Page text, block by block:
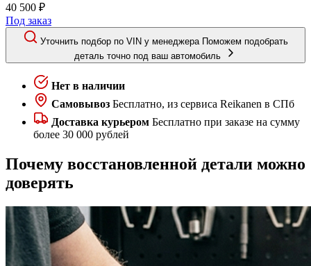
40 500 ₽
Под заказ
Уточнить подбор по VIN у менеджера Поможем подобрать
деталь точно под ваш автомобиль
Нет в наличии
Самовывоз Бесплатно, из сервиса Reikanen в СПб
Доставка курьером Бесплатно при заказе на сумму
более 30 000 рублей
Почему восстановленной детали можно
доверять